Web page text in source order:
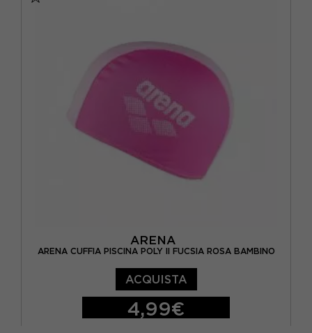
ARENA
ARENA CUFFIA PISCINA POLY II FUCSIA ROSA BAMBINO
ACQUISTA
4,99€